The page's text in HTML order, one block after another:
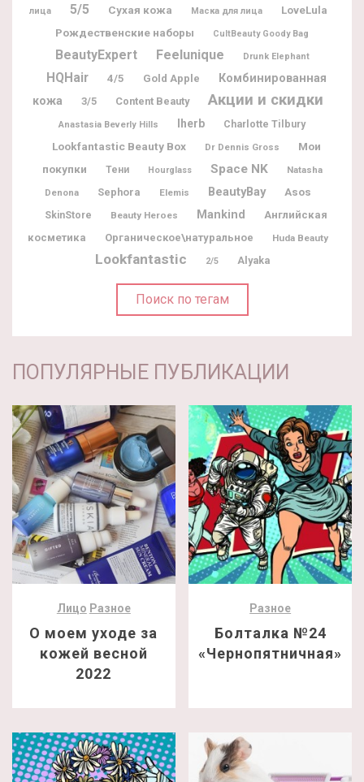
лица 5/5 Сухая кожа Маска для лица LoveLula
Рождественские наборы CultBeauty Goody Bag
BeautyExpert Feelunique Drunk Elephant
HQHair 4/5 Gold Apple
Комбинированная
кожа
3/5 Content Beauty Акции и скидки
Anastasia Beverly Hills Iherb Charlotte Tilbury
Lookfantastic Beauty Box Dr Dennis Gross
Мои
покупки
Тени Hourglass Space NK
Natasha
Denona
Sephora Elemis BeautyBay Asos
SkinStore Beauty Heroes Mankind
Английская
косметика
Органическое\натуральное Huda Beauty
Lookfantastic 2/5 Alyaka
Поиск по тегам
ПОПУЛЯРНЫЕ ПУБЛИКАЦИИ
Лицо Разное
О моем уходе за
кожей весной
2022
Разное
Болталка №24
«Чернопятничная»